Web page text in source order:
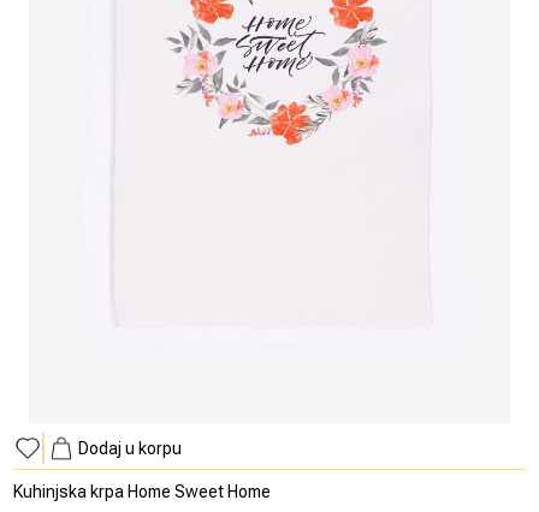
Dodaj u korpu
Kuhinjska krpa Home Sweet Home